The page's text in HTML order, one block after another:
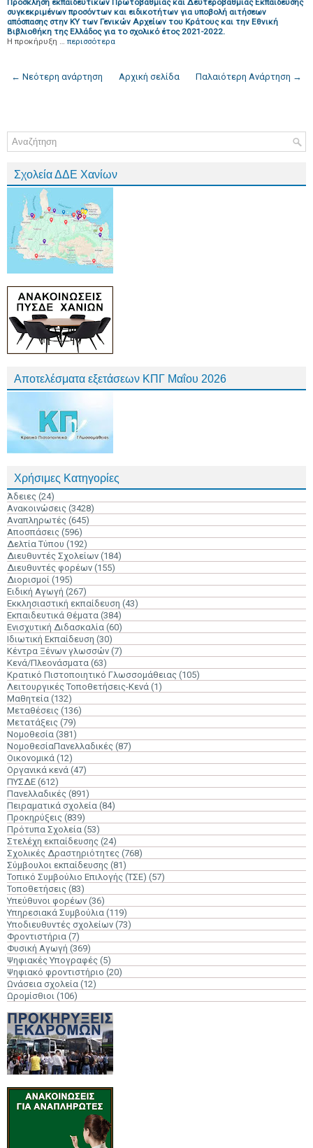
Πρόσκληση εκπαιδευτικών Πρωτοβάθμιας και Δευτεροβάθμιας Εκπαίδευσης
συγκεκριμένων προσόντων και ειδικοτήτων για υποβολή αιτήσεων
απόσπασης στην ΚΥ των Γενικών Αρχείων του Κράτους και την Εθνική
Βιβλιοθήκη της Ελλάδος για το σχολικό έτος 2021-2022.
H προκήρυξη … περισσότερα
← Νεότερη ανάρτηση Παλαιότερη Ανάρτηση →
Αρχική σελίδα
Σχολεία ΔΔΕ Χανίων
Αποτελέσματα εξετάσεων ΚΠΓ Μαΐου 2026
Χρήσιμες Κατηγορίες
Άδειες (24)
Ανακοινώσεις (3428)
Αναπληρωτές (645)
Αποσπάσεις (596)
Δελτία Τύπου (192)
Διευθυντές Σχολείων (184)
Διευθυντές φορέων (155)
Διορισμοί (195)
Ειδική Αγωγή (267)
Εκκλησιαστική εκπαίδευση (43)
Εκπαιδευτικά Θέματα (384)
Ενισχυτική Διδασκαλία (60)
Ιδιωτική Εκπαίδευση (30)
Κέντρα Ξένων γλωσσών (7)
Κενά/Πλεονάσματα (63)
Κρατικό Πιστοποιητικό Γλωσσομάθειας (105)
Λειτουργικές Τοποθετήσεις-Κενά (1)
Μαθητεία (132)
Μεταθέσεις (136)
Μετατάξεις (79)
Νομοθεσία (381)
ΝομοθεσίαΠανελλαδικές (87)
Οικονομικά (12)
Οργανικά κενά (47)
ΠΥΣΔΕ (612)
Πανελλαδικές (891)
Πειραματικά σχολεία (84)
Προκηρύξεις (839)
Πρότυπα Σχολεία (53)
Στελέχη εκπαίδευσης (24)
Σχολικές Δραστηριότητες (768)
Σύμβουλοι εκπαίδευσης (81)
Τοπικό Συμβούλιο Επιλογής (ΤΣΕ) (57)
Τοποθετήσεις (83)
Υπεύθυνοι φορέων (36)
Υπηρεσιακά Συμβούλια (119)
Υποδιευθυντές σχολείων (73)
Φροντιστήρια (7)
Φυσική Αγωγή (369)
Ψηφιακές Υπογραφές (5)
Ψηφιακό φροντιστήριο (20)
Ωνάσεια σχολεία (12)
Ωρομίσθιοι (106)